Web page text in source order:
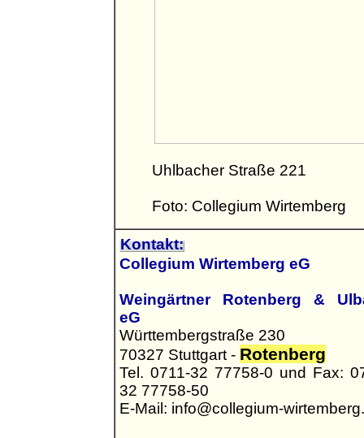
Uhlbacher Straße 221
Foto: Collegium Wirtemberg
Kontakt:
Collegium Wirtemberg eG
Weingärtner Rotenberg &
eG
Württembergstraße 230
70327 Stuttgart - Rotenberg
Tel. 0711-32 77758-0 und Fax:
32 77758-50
E-Mail: info@collegium-